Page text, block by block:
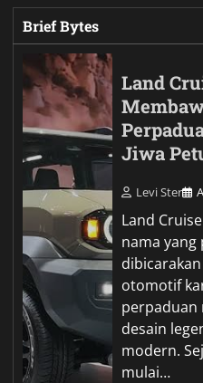
Brief Bytes
Land
Jiwa
Levi Ster
Land
nama yang
otomotif
perpaduan
desain
modern.
mulai…